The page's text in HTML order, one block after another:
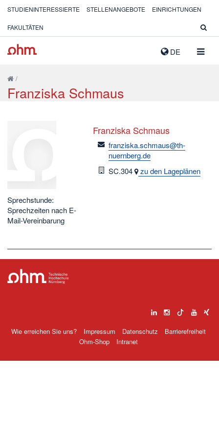
DE
STUDIENINTERESSIERTE STELLENANGEBOTE EINRICHTUNGEN
FAKULTÄTEN
/
Franziska Schmaus
Sprechstunde:
Sprechzeiten nach E-
Mail-Vereinbarung
Franziska Schmaus
email
franziska.schmaus@th-
nuernberg.de
Raum
SC.304 zu den Lageplänen
Wie erreichen Sie uns? Impressum Datenschutz
Barrierefreiheit
Ohm-Shop
Intranet